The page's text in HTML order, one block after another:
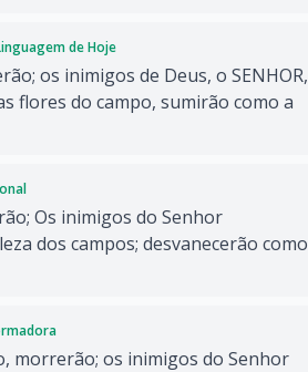
de Hoje
os inimigos de Deus, o SENHOR,
flores do campo, sumirão como a
Os inimigos do Senhor
dos campos; desvanecerão como
morrerão; os inimigos do Senhor